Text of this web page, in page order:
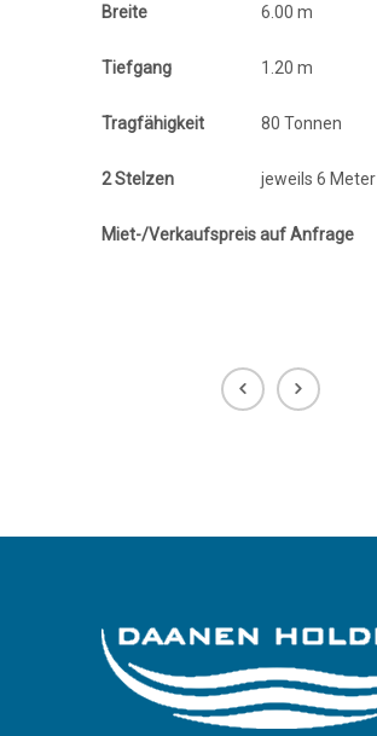
Breite 6.00 m
Tiefgang 1.20 m
Tragfähigkeit 80 Tonnen
2 Stelzen jeweils 6 Meter
Miet-/Verkaufspreis auf Anfrage